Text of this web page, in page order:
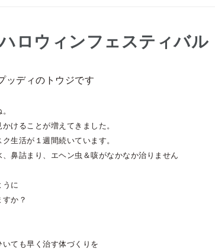
ロウィンフェスティバル
ッディのトウジです
けることが増えてきました。
生活が１週間続いています。
鼻詰まり、エヘン虫＆咳がなかなか治りません
うに
か？
ても早く治す体づくりを